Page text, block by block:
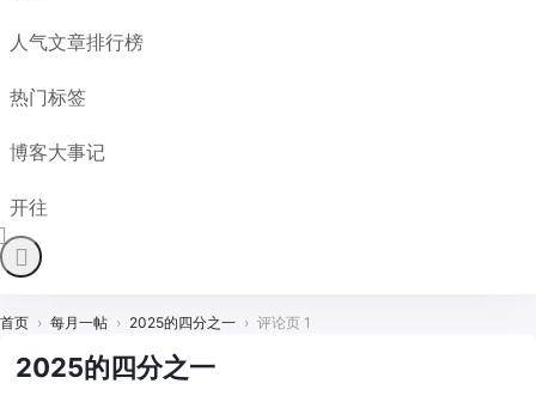
人气文章排行榜
热门标签
博客大事记
开往
首页 › 每月一帖 › 2025的四分之一 › 评论页 1
2025的四分之一